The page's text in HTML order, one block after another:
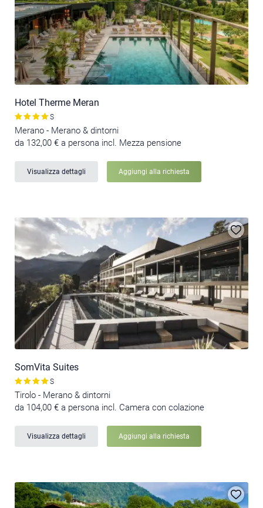
Hotel Therme Meran
S
Merano - Merano & dintorni
da 132,00 € a persona incl. Mezza pensione
Visualizza dettagli Aggiungi alla richiesta
SomVita Suites
S
Tirolo - Merano & dintorni
da 104,00 € a persona incl. Camera con colazione
Visualizza dettagli Aggiungi alla richiesta